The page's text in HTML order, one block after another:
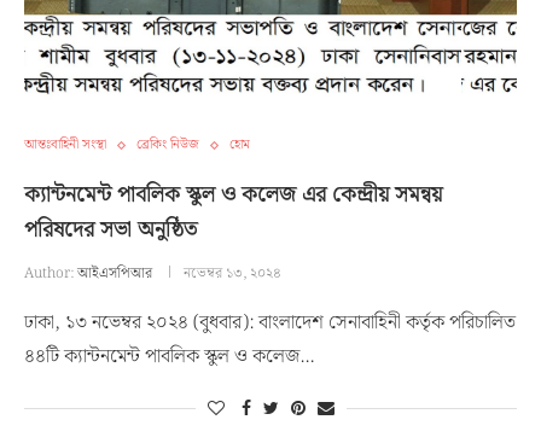
আন্তঃবাহিনী সংস্থা ব্রেকিং নিউজ হোম
ক্যান্টনমেন্ট পাবলিক স্কুল ও কলেজ এর কেন্দ্রীয় সমন্বয়
পরিষদের সভা অনুষ্ঠিত
Author:আইএসপিআর নভেম্বর ১৩, ২০২৪
ঢাকা, ১৩ নভেম্বর ২০২৪ (বুধবার): বাংলাদেশ সেনাবাহিনী কর্তৃক পরিচালিত
৪৪টি ক্যান্টনমেন্ট পাবলিক স্কুল ও কলেজ…